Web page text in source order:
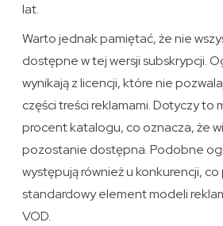
lat.
Warto jednak pamiętać, że nie
dostępne w tej wersji subskrypcji.
wynikają z licencji, które nie
części treści reklamami. Dotyczy to
procent katalogu, co oznacza, że
pozostanie dostępna. Podobne
występują również u konkurencji,
standardowy element modeli
VOD.